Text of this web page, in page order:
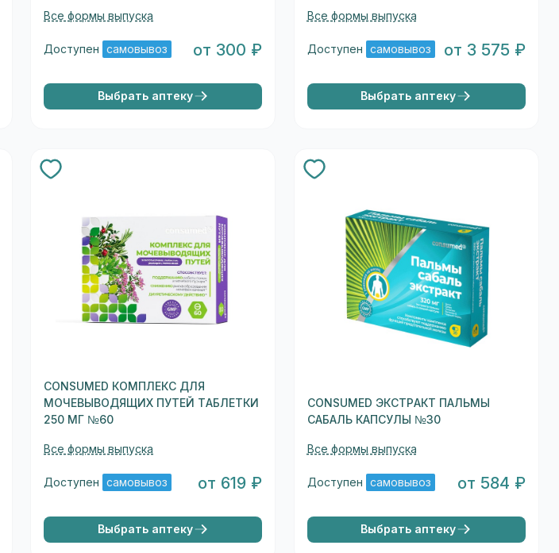
Все формы выпуска
Доступен самовывоз от 300 ₽
Выбрать аптеку
Все формы выпуска
Доступен самовывоз от 3 575 ₽
Выбрать аптеку
CONSUMED КОМПЛЕКС ДЛЯ
МОЧЕВЫВОДЯЩИХ ПУТЕЙ ТАБЛЕТКИ
250 МГ №60
Все формы выпуска
Доступен самовывоз от 619 ₽
Выбрать аптеку
CONSUMED ЭКСТРАКТ ПАЛЬМЫ
САБАЛЬ КАПСУЛЫ №30
Все формы выпуска
Доступен самовывоз от 584 ₽
Выбрать аптеку